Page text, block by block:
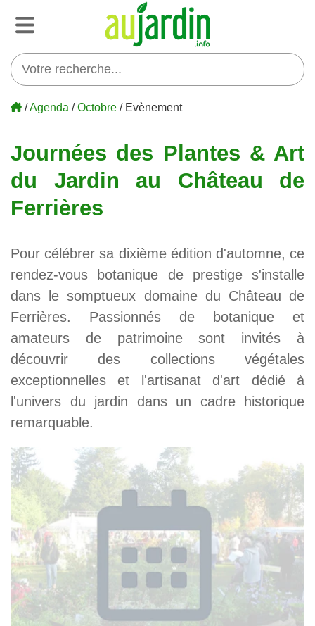
/Agenda /Octobre / Evènement
Journées des Plantes & Art
du Jardin au Château de
Ferrières
Pour célébrer sa dixième édition d'automne, ce
rendez-vous botanique de prestige s'installe
dans le somptueux domaine du Château de
Ferrières. Passionnés de botanique et
amateurs de patrimoine sont invités à
découvrir des collections végétales
exceptionnelles et l'artisanat d'art dédié à
l'univers du jardin dans un cadre historique
remarquable.